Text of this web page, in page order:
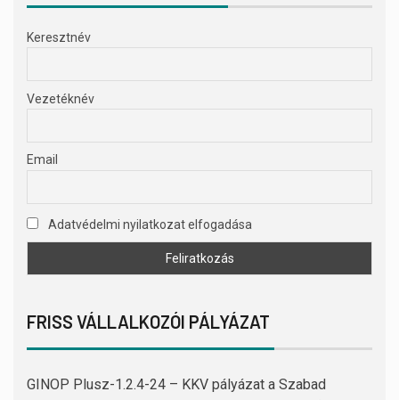
Keresztnév
Vezetéknév
Email
Adatvédelmi nyilatkozat elfogadása
FRISS VÁLLALKOZÓI PÁLYÁZAT
GINOP Plusz-1.2.4-24 – KKV pályázat a Szabad